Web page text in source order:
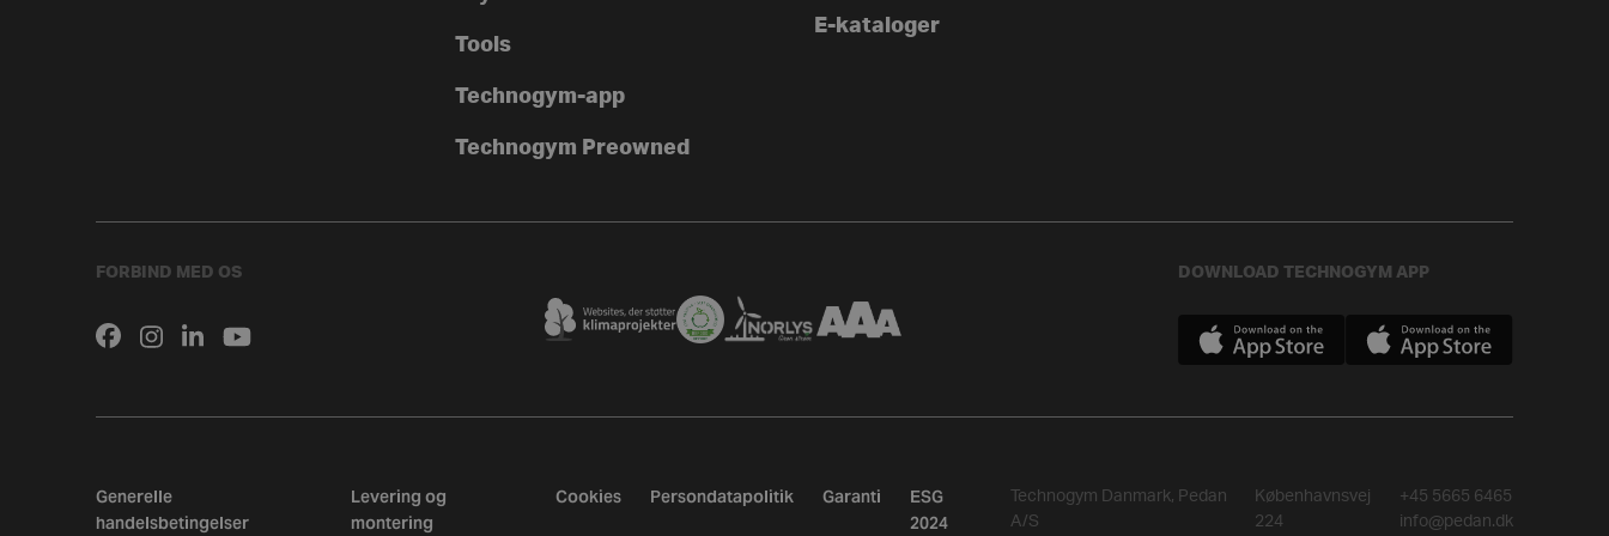
Tools
Technogym-app
Technogym Preowned
E-kataloger
FORBIND MED OS DOWNLOAD TECHNOGYM APP
Generelle
handelsbetingelser
Levering og
montering
Cookies Persondatapolitik Garanti
ESG
2024
Technogym Danmark, Pedan
A/S
Københavnsvej
224
+45 5665 6465
info@pedan.dk